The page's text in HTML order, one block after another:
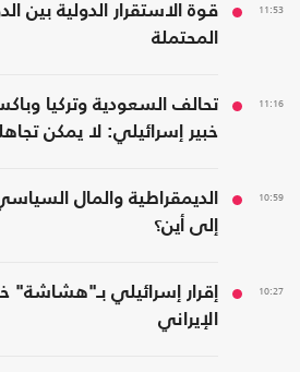
11:53
قوة الاستقرار الدولية بين
المحتملة
11:16
تحالف السعودية وتركيا
خبير إسرائيلي: لا يمكن
10:59
الديمقراطية والمال
إلى أين؟
10:27
إقرار إسرائيلي بـ"هشاشة"
الإيراني